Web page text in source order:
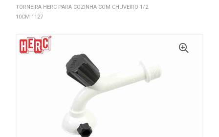
TORNEIRA HERC PARA COZINHA COM CHUVEIRO 1/2
10CM 1127